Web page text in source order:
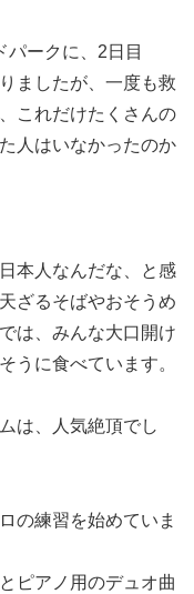
パークに、2日目
ましたが、一度も救
これだけたくさんの
人はいなかったのか
本人なんだな、と感
ざるそばやおそうめ
は、みんな大口開け
うに食べています。
は、人気絶頂でし
の練習を始めていま
ピアノ用のデュオ曲